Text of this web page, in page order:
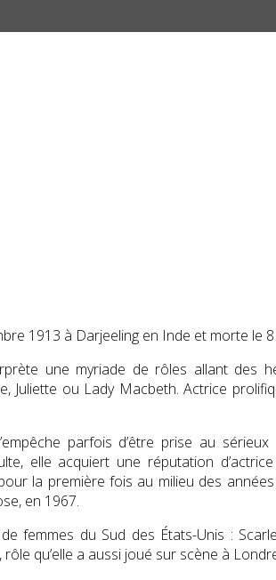
1913 à Darjeeling en Inde et morte le
une myriade de rôles allant des
Juliette ou Lady Macbeth. Actrice
parfois d’être prise au
elle acquiert une réputation
la première fois au milieu des
en 1967.
femmes du Sud des États-Unis :
rôle qu’elle a aussi joué sur scène à